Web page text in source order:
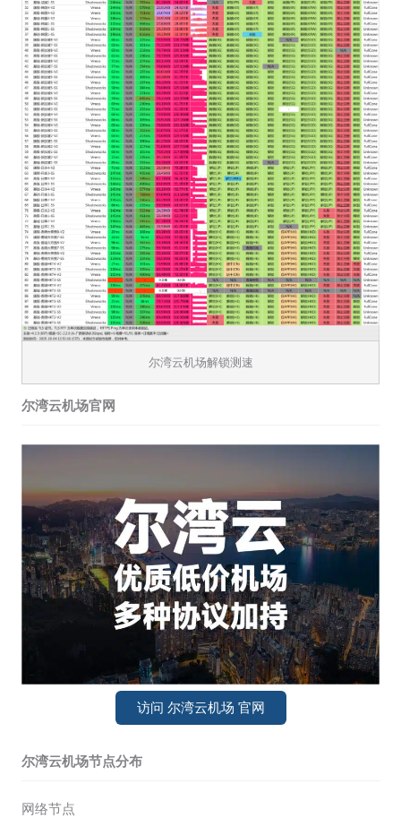
尔湾云机场解锁测速
尔湾云机场官网
访问 尔湾云机场 官网
尔湾云机场节点分布
网络节点